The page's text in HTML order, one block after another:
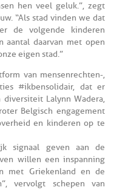
hen veel geluk.”, zegt
“Als stad vinden we dat
de volgende kinderen
aantal daarvan met open
eigen stad.”
van mensenrechten-,
#ikbensolidair, dat er
Lalynn Wadera,
Belgisch engagement
en kinderen op te
signaal geven aan de
willen een inspanning
met Griekenland en de
vervolgt schepen van